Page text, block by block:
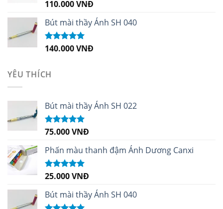
Được xếp
sao
110.000VNĐ
Bút mài thầy Ánh SH 040
Được xếp
140.000VNĐ
YÊU THÍCH
Bút mài thầy Ánh SH 022
Được xếp
sao
75.000VNĐ
Phấn màu thanh đậm Ánh Dương Canxi
Được xếp
sao
25.000VNĐ
Bút mài thầy Ánh SH 040